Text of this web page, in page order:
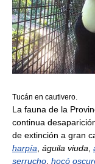
Tucán en cautivero.
La fauna de la
continua
de extinción a gran
harpía águila viuda
serrucho hocó